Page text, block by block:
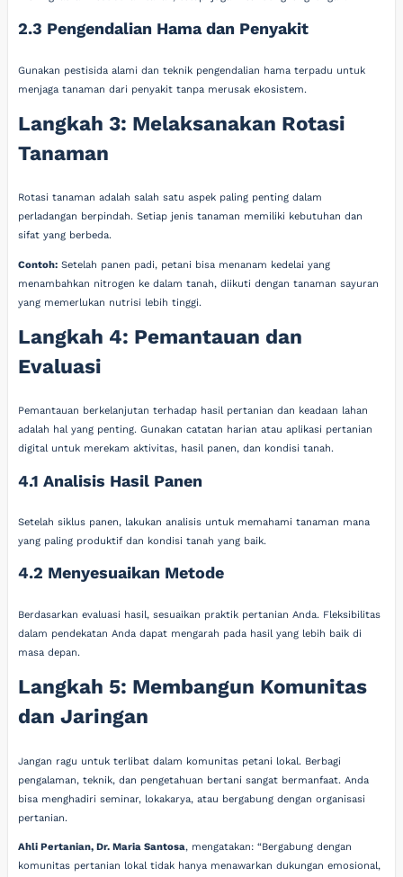
2.3 Pengendalian Hama dan Penyakit
Gunakan pestisida alami dan teknik pengendalian hama terpadu untuk
menjaga tanaman dari penyakit tanpa merusak ekosistem.
Langkah 3: Melaksanakan Rotasi
Tanaman
Rotasi tanaman adalah salah satu aspek paling penting dalam
perladangan berpindah. Setiap jenis tanaman memiliki kebutuhan dan
sifat yang berbeda.
Contoh: Setelah panen padi, petani bisa menanam kedelai yang
menambahkan nitrogen ke dalam tanah, diikuti dengan tanaman sayuran
yang memerlukan nutrisi lebih tinggi.
Langkah 4: Pemantauan dan
Evaluasi
Pemantauan berkelanjutan terhadap hasil pertanian dan keadaan lahan
adalah hal yang penting. Gunakan catatan harian atau aplikasi pertanian
digital untuk merekam aktivitas, hasil panen, dan kondisi tanah.
4.1 Analisis Hasil Panen
Setelah siklus panen, lakukan analisis untuk memahami tanaman mana
yang paling produktif dan kondisi tanah yang baik.
4.2 Menyesuaikan Metode
Berdasarkan evaluasi hasil, sesuaikan praktik pertanian Anda. Fleksibilitas
dalam pendekatan Anda dapat mengarah pada hasil yang lebih baik di
masa depan.
Langkah 5: Membangun Komunitas
dan Jaringan
Jangan ragu untuk terlibat dalam komunitas petani lokal. Berbagi
pengalaman, teknik, dan pengetahuan bertani sangat bermanfaat. Anda
bisa menghadiri seminar, lokakarya, atau bergabung dengan organisasi
pertanian.
Ahli Pertanian, Dr. Maria Santosa, mengatakan: “Bergabung dengan
komunitas pertanian lokal tidak hanya menawarkan dukungan emosional,